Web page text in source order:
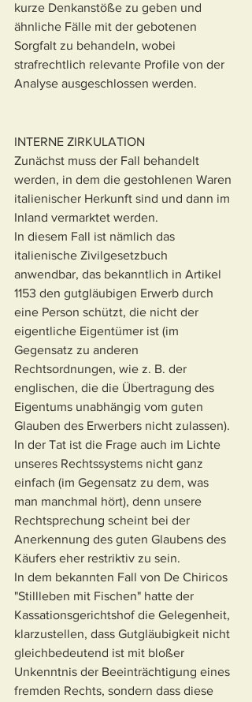
kurze Denkanstöße zu geben und
ähnliche Fälle mit der gebotenen
Sorgfalt zu behandeln, wobei
strafrechtlich relevante Profile von der
Analyse ausgeschlossen werden.
INTERNE ZIRKULATION
Zunächst muss der Fall behandelt
werden, in dem die gestohlenen Waren
italienischer Herkunft sind und dann im
Inland vermarktet werden.
In diesem Fall ist nämlich das
italienische Zivilgesetzbuch
anwendbar, das bekanntlich in Artikel
1153 den gutgläubigen Erwerb durch
eine Person schützt, die nicht der
eigentliche Eigentümer ist (im
Gegensatz zu anderen
Rechtsordnungen, wie z. B. der
englischen, die die Übertragung des
Eigentums unabhängig vom guten
Glauben des Erwerbers nicht zulassen).
In der Tat ist die Frage auch im Lichte
unseres Rechtssystems nicht ganz
einfach (im Gegensatz zu dem, was
man manchmal hört), denn unsere
Rechtsprechung scheint bei der
Anerkennung des guten Glaubens des
Käufers eher restriktiv zu sein.
In dem bekannten Fall von De Chiricos
"Stillleben mit Fischen" hatte der
Kassationsgerichtshof die Gelegenheit,
klarzustellen, dass Gutgläubigkeit nicht
gleichbedeutend ist mit bloßer
Unkenntnis der Beeinträchtigung eines
fremden Rechts, sondern dass diese